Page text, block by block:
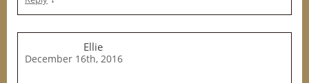
Ellie
December 16th, 2016